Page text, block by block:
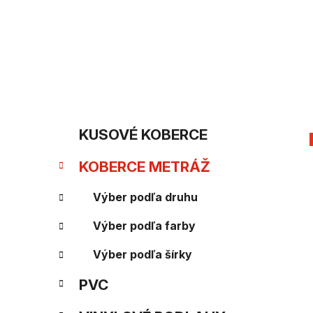
o
ý
p
a
kategórie
t
e
g
i
KUSOVÉ KOBERCE
KOBERCE METRÁŽ
Výber podľa druhu
Výber podľa farby
Výber podľa šírky
PVC